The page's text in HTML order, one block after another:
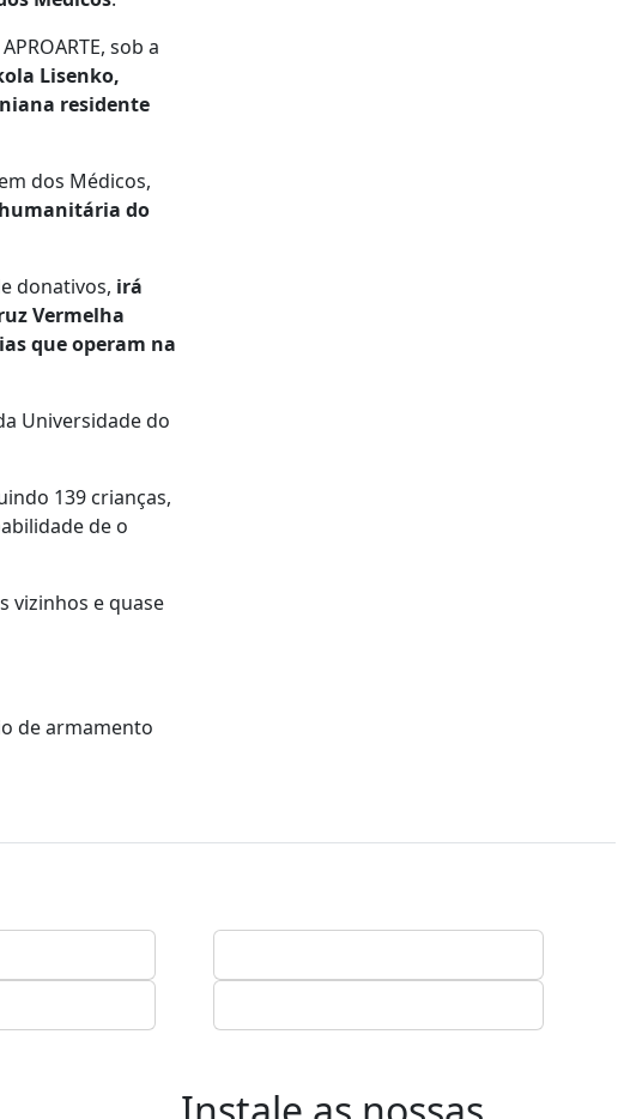
sob a
Lisenko,
residente
dos Médicos,
do
donativos, irá
Vermelha
que operam na
Universidade do
139 crianças,
de o
vizinhos e quase
de armamento